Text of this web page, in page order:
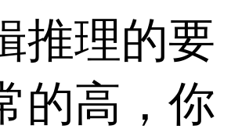
推理的要
的高，你